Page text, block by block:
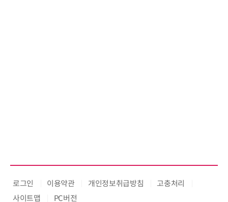
로그인 이용약관 개인정보취급방침
고충처리
사이트맵
PC버전